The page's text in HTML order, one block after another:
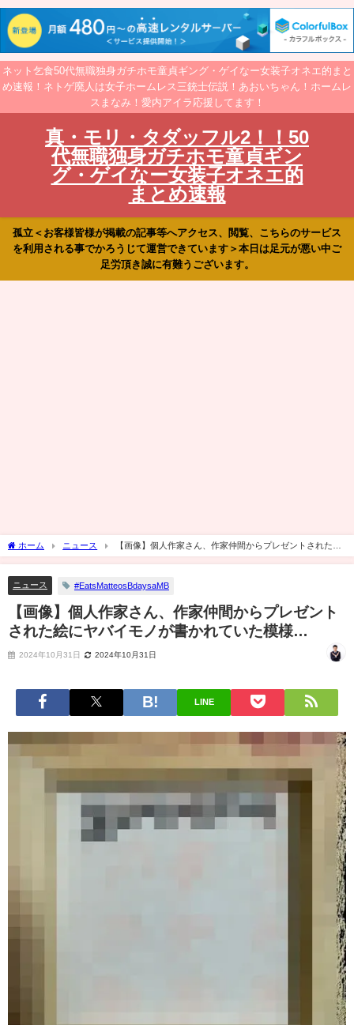
ネット乞食50代無職独身ガチホモ童貞ギング・ゲイなー女装子オネエ的まと
め速報！ネトゲ廃人は女子ホームレス三銃士伝説！あおいちゃん！ホームレ
スまなみ！愛内アイラ応援してます！
真・モリ・タダッフル2！！50
代無職独身ガチホモ童貞ギン
グ・ゲイなー女装子オネエ的
まとめ速報
孤立＜お客様皆様が掲載の記事等へアクセス、閲覧、こちらのサービス
を利用される事でかろうじて運営できています＞本日は足元が悪い中ご
足労頂き誠に有難うございます。
ホーム ニュース
【画像】個人作家さん、作家仲間からプレゼントされた絵
にヤバイモノが書かれていた模様…
ニュース #EatsMatteosBdaysaMB
【画像】個人作家さん、作家仲間からプレゼント
された絵にヤバイモノが書かれていた模様…
2024年10月31日 2024年10月31日
LINE